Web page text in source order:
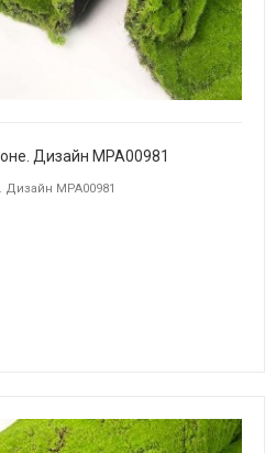
Дизайн MPA00981
MPA00981